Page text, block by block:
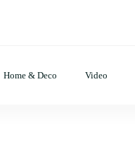
Home & Deco Video